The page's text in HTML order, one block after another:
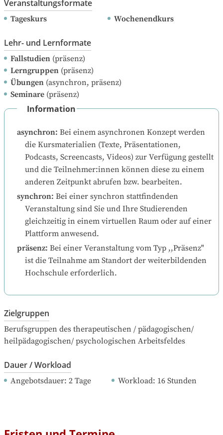
Veranstaltungsformate
Tageskurs Wochenendkurs
Lehr- und Lernformate
Fallstudien (präsenz)
Lerngruppen (präsenz)
Übungen (asynchron, präsenz)
Seminare (präsenz)
Information
asynchron: Bei einem asynchronen Konzept werden
die Kursmaterialien (Texte, Präsentationen,
Podcasts, Screencasts, Videos) zur Verfügung gestellt
und die Teilnehmer:innen können diese zu einem
anderen Zeitpunkt abrufen bzw. bearbeiten.
synchron: Bei einer synchron stattfindenden
Veranstaltung sind Sie und Ihre Studierenden
gleichzeitig in einem virtuellen Raum oder auf einer
Plattform anwesend.
präsenz: Bei einer Veranstaltung vom Typ ,,Präsenz"
ist die Teilnahme am Standort der weiterbildenden
Hochschule erforderlich.
Zielgruppen
Berufsgruppen des therapeutischen / pädagogischen/
heilpädagogischen/ psychologischen Arbeitsfeldes
Dauer / Workload
Angebotsdauer: 2 Tage Workload: 16 Stunden